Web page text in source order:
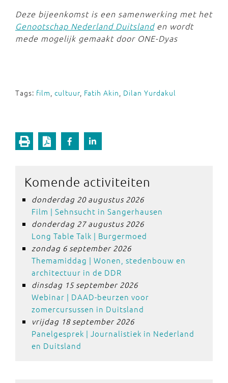
Deze bijeenkomst is een samenwerking met het
Genootschap Nederland Duitslanden wordt
mede mogelijk gemaakt door ONE-Dyas
Tags: film, cultuur, Fatih Akin, Dilan Yurdakul
Komende activiteiten
donderdag 20 augustus 2026
Film | Sehnsucht in Sangerhausen
donderdag 27 augustus 2026
Long Table Talk | Burgermoed
zondag 6 september 2026
Themamiddag | Wonen, stedenbouw en
architectuur in de DDR
dinsdag 15 september 2026
Webinar | DAAD-beurzen voor
zomercursussen in Duitsland
vrijdag 18 september 2026
Panelgesprek | Journalistiek in Nederland
en Duitsland